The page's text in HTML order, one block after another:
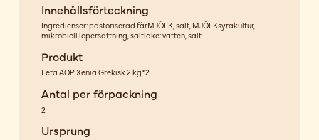
Innehållsförteckning
Ingredienser: pastöriserad fårMJÖLK, salt, MJÖLKsyrakultur,
mikrobiell löpersättning, saltlake: vatten, salt
Produkt
Feta AOP Xenia Grekisk 2 kg*2
Antal per förpackning
2
Ursprung